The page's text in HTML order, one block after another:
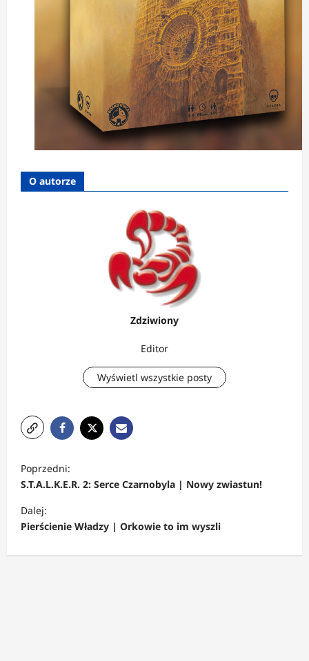
O autorze
Zdziwiony
Editor
Wyświetl wszystkie posty
o
b
a
Poprzedni:
S.T.A.L.K.E.R. 2: Serce Czarnobyla | Nowy zwiastun!
Dalej:
Pierścienie Władzy | Orkowie to im wyszli